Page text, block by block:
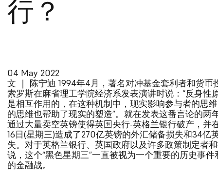
行？
04 May 2022
文 ｜ 陈宁迪 1994年4月，著名对冲基金套利者和货币
索罗斯在麻省理工学院经济系发表演讲时说：“反身性
是相互作用的，在这种机制中，现实影响参与者的思
的思维也帮助了现实的塑造”。就在发表这番言论的两
通过大量卖空英镑使得英国央行-英格兰银行破产，并
16日(星期三)造成了270亿英镑的外汇储备损失和34亿
失。对于英格兰银行、英国政府以及许多政策制定者
说，这个“黑色星期三”一直被视为一个重要的历史事
的金融战。